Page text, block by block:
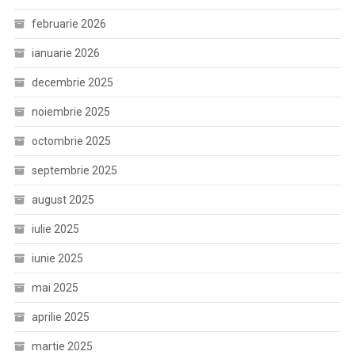
februarie 2026
ianuarie 2026
decembrie 2025
noiembrie 2025
octombrie 2025
septembrie 2025
august 2025
iulie 2025
iunie 2025
mai 2025
aprilie 2025
martie 2025